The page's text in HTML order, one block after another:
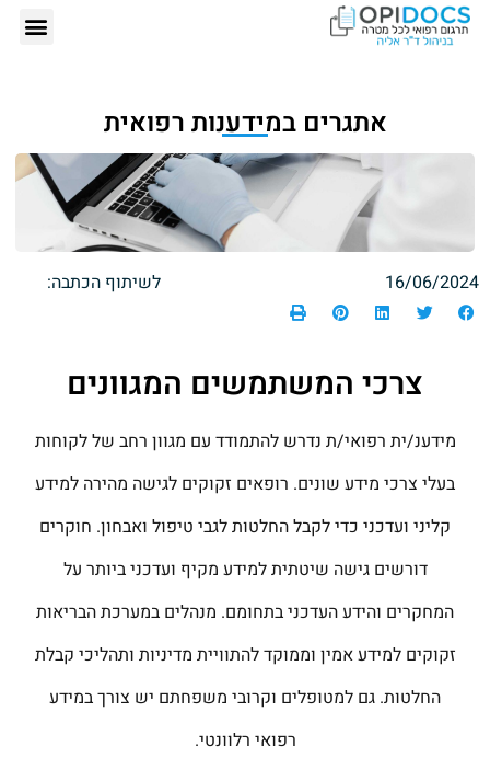
אתגרים במידענות רפואית
16/06/2024 לשיתוף הכתבה:
צרכי המשתמשים המגוונים
מידענ/ית רפואי/ת נדרש להתמודד עם מגוון רחב של לקוחות
בעלי צרכי מידע שונים. רופאים זקוקים לגישה מהירה למידע
קליני ועדכני כדי לקבל החלטות לגבי טיפול ואבחון. חוקרים
דורשים גישה שיטתית למידע מקיף ועדכני ביותר על
המחקרים והידע העדכני בתחומם. מנהלים במערכת הבריאות
זקוקים למידע אמין וממוקד להתוויית מדיניות ותהליכי קבלת
החלטות. גם למטופלים וקרובי משפחתם יש צורך במידע
רפואי רלוונטי.